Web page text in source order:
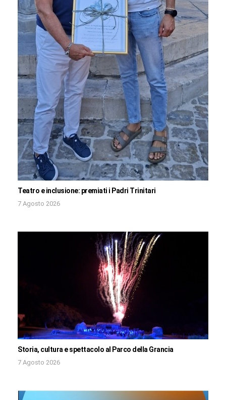
Teatro e inclusione: premiati i Padri Trinitari
7 Agosto 2026
Storia, cultura e spettacolo al Parco della Grancia
7 Agosto 2026